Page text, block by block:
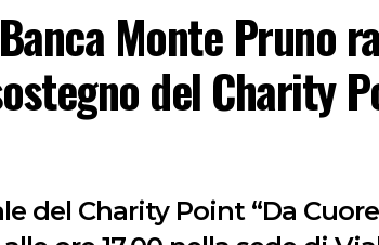
Monte Pruno
del Charity
del Charity Point “Da Cuore